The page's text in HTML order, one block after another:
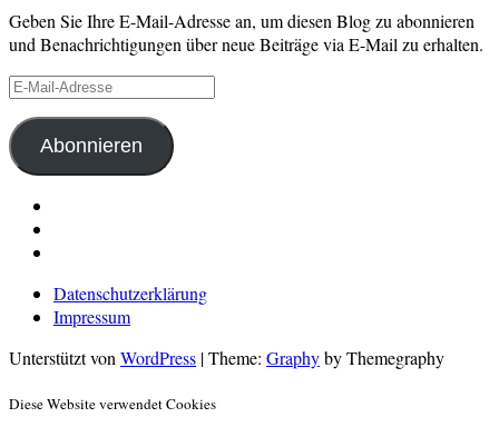
Geben Sie Ihre E-Mail-Adresse an, um diesen Blog zu abonnieren
und Benachrichtigungen über neue Beiträge via E-Mail zu erhalten.
E-
Adresse
Abonnieren
Datenschutzerklärung
Impressum
Unterstützt von WordPress |Theme: Graphyby Themegraphy
Diese Website verwendet Cookies